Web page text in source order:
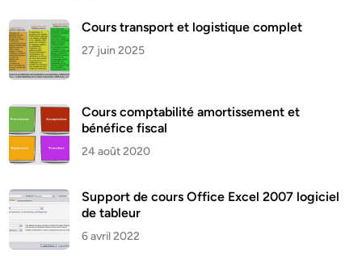
Cours transport et logistique complet
27 juin 2025
Cours comptabilité amortissement et
bénéfice fiscal
24 août 2020
Support de cours Office Excel 2007 logiciel
de tableur
6 avril 2022